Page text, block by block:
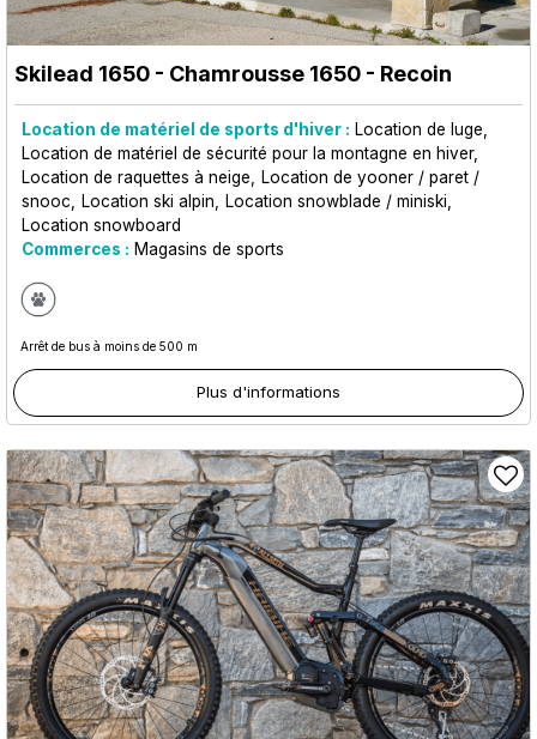
Skilead 1650 - Chamrousse 1650 - Recoin
Location de matériel de sports d'hiver : Location de luge
Location de matériel de sécurité pour la montagne en hiver
Location de raquettes à neige
Location de yooner / paret /
snooc
Location ski alpin
Location snowblade / miniski
Location snowboard
Commerces : Magasins de sports
Arrêt de bus à moins de 500 m
Plus d'informations